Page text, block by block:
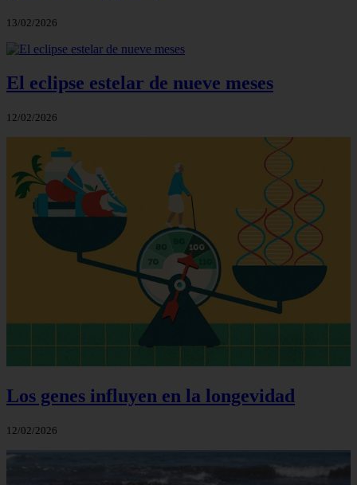
13/02/2026
El eclipse estelar de nueve meses
12/02/2026
Los genes influyen en la longevidad
12/02/2026